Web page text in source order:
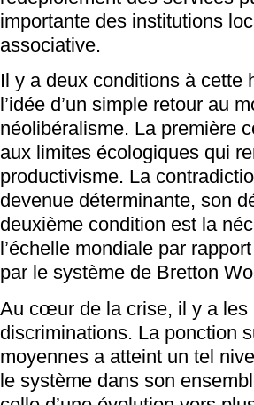
importante des institutions
associative.
Il y a deux conditions à cette
l’idée d’un simple retour au
néolibéralisme. La première
aux limites écologiques qui
productivisme. La
devenue déterminante, son
deuxième condition est la
l’échelle mondiale par
par le système de Bretton
Au cœur de la crise, il y a les
discriminations. La ponction
moyennes a atteint un tel
le système dans son